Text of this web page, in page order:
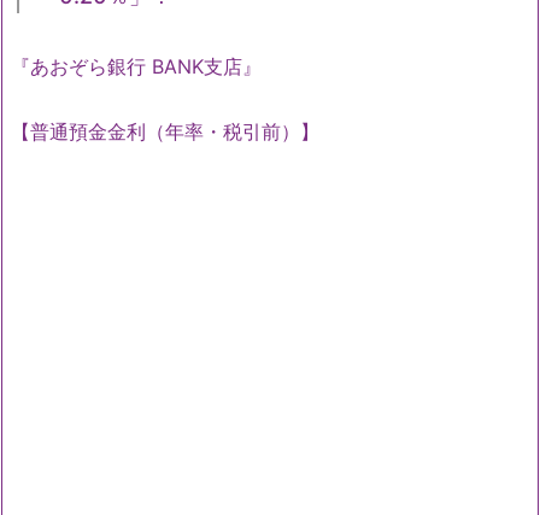
『あおぞら銀行 BANK支店』
【普通預金金利（年率・税引前）】